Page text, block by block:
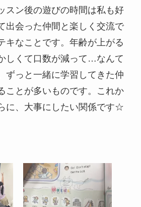
スン後の遊びの時間は私も好
出会った仲間と楽しく交流で
キなことです。年齢が上がる
しくて口数が減って…なんて
ずっと一緒に学習してきた仲
ことが多いものです。これか
に、大事にしたい関係です☆